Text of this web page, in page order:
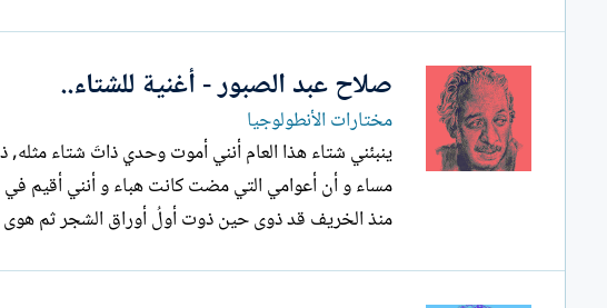
صلاح عبد الصبور - أغنية للشتاء..
مختارات الأنطولوجيا
ينبئني شتاء هذا العام أنني أموت وحدي
مساء و أن أعوامي التي مضت كانت هباء و أنني أقيم في
منذ الخريف قد ذوى حين ذوت أولُ أوراق الشجر ثم